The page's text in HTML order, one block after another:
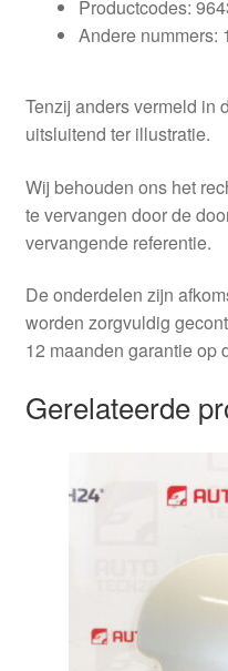
Productcodes:
Andere nummers:
Tenzij anders vermeld in
uitsluitend ter illustratie.
Wij behouden ons het
te vervangen door de
vervangende referentie.
De onderdelen zijn
worden zorgvuldig
12 maanden garantie op
Gerelateerde